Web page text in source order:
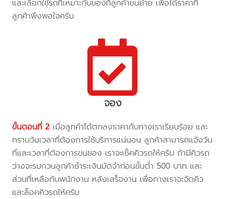
และเลือกใช้รถที่เหมาะกับของที่ลูกค้าขนย้าย เพื่อได้ราคาที่
ลูกค้าพึงพอใจครับ
จอง
ขั้นตอนที่ 2 เมื่อลูกค้าได้ตกลงราคากับทางเราเรียบร้อย และ
ทราบวันเวลาที่ต้องการใช้บริการแน่นอน ลูกค้าสามารถแจ้งวัน
ที่และเวลาที่ต้องการขนของ เราจะเช็คคิวรถให้ครับ ถ้ามีคิวรถ
ว่างจะรบกวนลูกค้าชำระเงินมัดจำก่อนขั้นต่ำ 500 บาท และ
ส่วนที่เหลือกับพนักงาน หลังเสร็จงาน เพื่อทางเราจะจัดคิว
และล็อคคิวรถให้ครับ